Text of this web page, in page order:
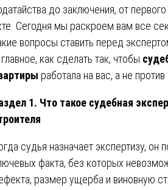
до заключения, от
Сегодня мы раскроем вам все
вопросы ставить перед
главное, как сделать так, чтобы
работала на вас, а не
1. Что такое судебная
судья назначает экспертизу, он
факта, без которых
размер ущерба и виновную